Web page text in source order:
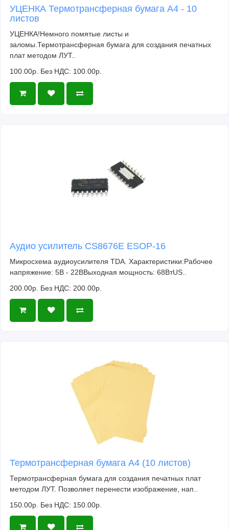
УЦЕНКА Термотрансферная бумага А4 - 10
листов
УЦЕНКА!Немного помятые листы и
заломы.Термотрансферная бумага для создания печатных
плат методом ЛУТ..
100.00р. Без НДС: 100.00р.
Аудио усилитель CS8676E ESOP-16
Микросхема аудиоусилителя TDA. Характеристики:Рабочее
напряжение: 5В - 22ВВыходная мощность: 68ВтUS..
200.00р. Без НДС: 200.00р.
Термотрансферная бумага А4 (10 листов)
Термотрансферная бумага для создания печатных плат
методом ЛУТ. Позволяет перенести изображение, нап..
150.00р. Без НДС: 150.00р.